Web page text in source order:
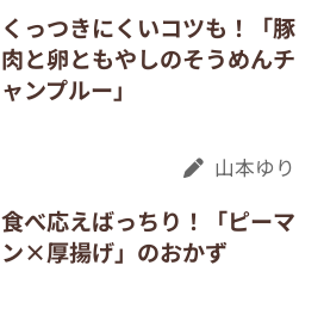
くっつきにくいコツも！「豚
肉と卵ともやしのそうめんチ
ャンプルー」
山本ゆり
食べ応えばっちり！「ピーマ
ン×厚揚げ」のおかず